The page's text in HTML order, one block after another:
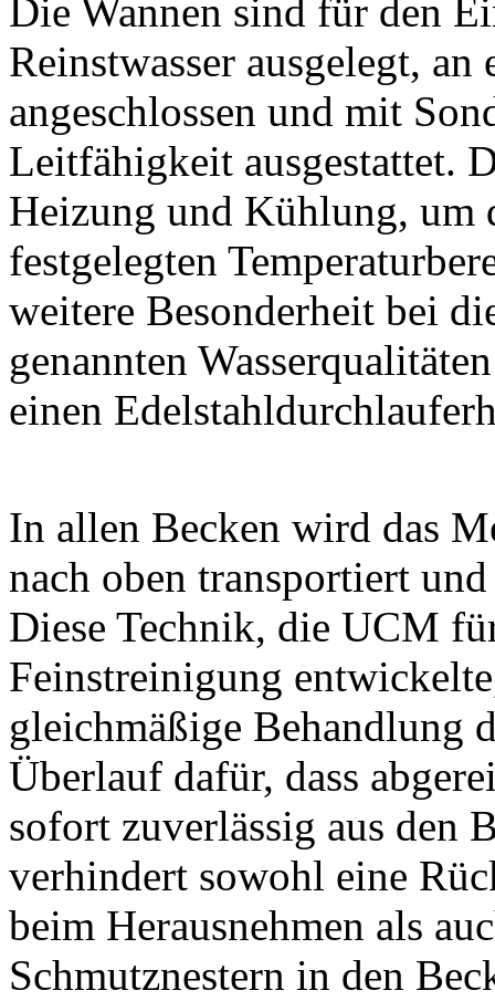
Die Wannen sind für den
Reinstwasser ausgelegt,
angeschlossen und mit
Leitfähigkeit ausgestattet.
Heizung und Kühlung, um
festgelegten
weitere Besonderheit bei
genannten
einen
In allen Becken wird das
nach oben transportiert
Diese Technik, die UCM
Feinstreinigung
gleichmäßige Behandlung
Überlauf dafür, dass
sofort zuverlässig aus den
verhindert sowohl eine
beim Herausnehmen als
Schmutznestern in den